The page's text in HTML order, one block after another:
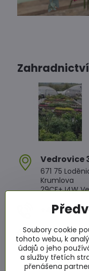
Vedrovice
671 75
Krumlova
29CF+J4W
+420 607
Otevírací
PO - PÁ:
SO : 08:00 -
NE : 08:00 -
Soubory cookie
tohoto webu, k
údajů o jeho
a služby třetích
přenášena